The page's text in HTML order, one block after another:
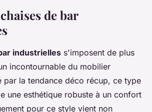
de bar
industrielles s'imposent de plus
incontournable du mobilier
par la tendance déco récup, ce type
une esthétique robuste à un confort
pour ce style vient non